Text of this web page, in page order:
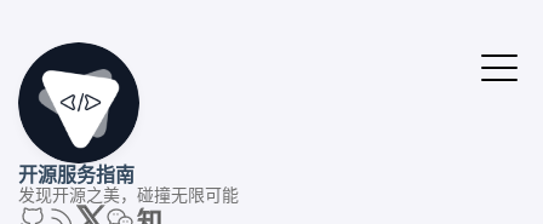
开源服务指南
发现开源之美，碰撞无限可能